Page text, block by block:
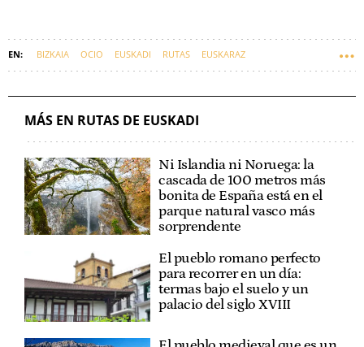
BIZKAIA OCIO EUSKADI RUTAS EUSKARAZ
MÁS EN RUTAS DE EUSKADI
Ni Islandia ni Noruega: la
cascada de 100 metros más
bonita de España está en el
parque natural vasco más
sorprendente
El pueblo romano perfecto
para recorrer en un día:
termas bajo el suelo y un
palacio del siglo XVIII